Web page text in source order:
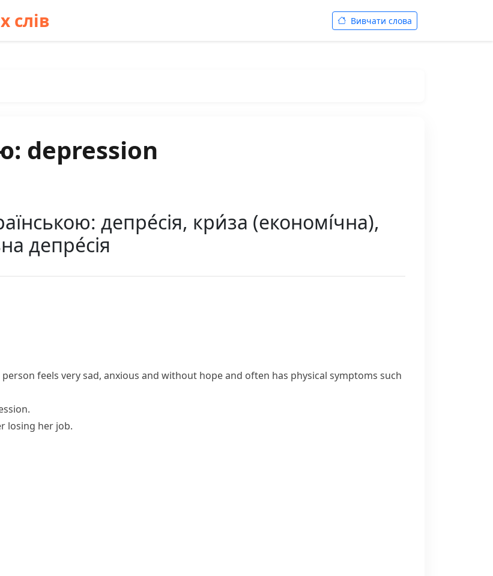
слів Вивчати слова
depression
депре́сія, кри́за (економі́чна),
депре́сія
feels very sad, anxious and without hope and often has physical symptoms such
losing her job.